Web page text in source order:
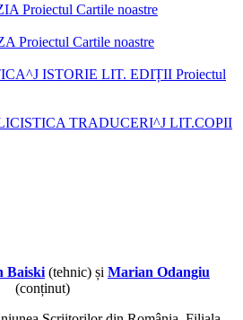
Proiectul Cartile noastre
Proiectul Cartile noastre
ISTORIE LIT. EDIȚII Proiectul
TRADUCERI^J LIT.COPII
Baiski (tehnic) și Marian Odangiu
(conținut)